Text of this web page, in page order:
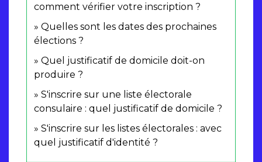
comment vérifier votre inscription ?
Quelles sont les dates des prochaines
élections ?
Quel justificatif de domicile doit-on
produire ?
S'inscrire sur une liste électorale
consulaire : quel justificatif de domicile ?
S'inscrire sur les listes électorales : avec
quel justificatif d'identité ?